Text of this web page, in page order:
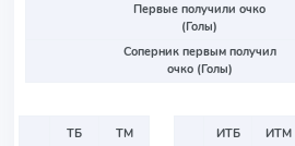
Первые получили очко
(Голы)
Соперник первым получил
очко (Голы)
ТБ
ТМ
ИТБ
ИТМ